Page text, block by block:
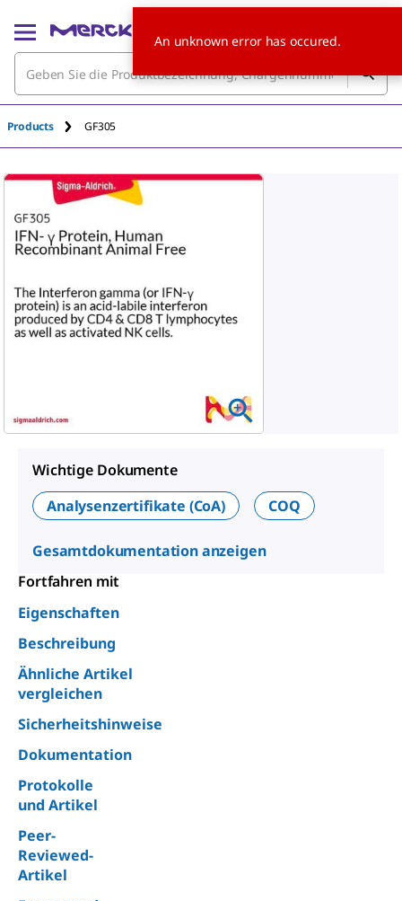
Products GF305
Wichtige Dokumente
Analysenzertifikate (CoA)
COQ
Gesamtdokumentation anzeigen
Fortfahren mit
Eigenschaften
Beschreibung
Ähnliche Artikel
vergleichen
Sicherheitshinweise
Dokumentation
Protokolle
und Artikel
Peer-
Reviewed-
Artikel
An unknown error has occured.